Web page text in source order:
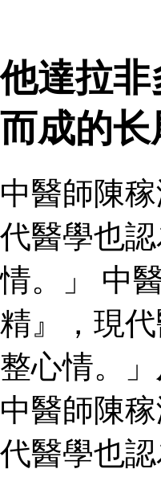
他達拉
而成的
中醫師陳
代醫學也
情。」 中
精』，現
整心情。」
中醫師陳
代醫學也